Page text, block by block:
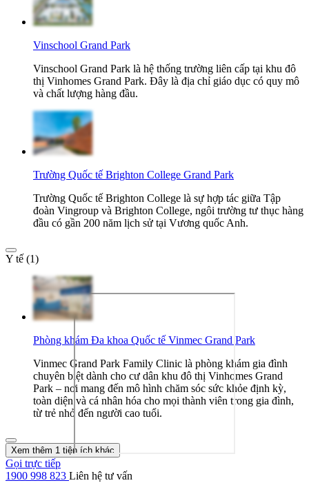
Vinschool Grand Park
Vinschool Grand Park là hệ thống trường liên cấp tại khu đô
thị Vinhomes Grand Park. Đây là địa chỉ giáo dục có quy mô
và chất lượng hàng đầu.
Trường Quốc tế Brighton College Grand Park
Trường Quốc tế Brighton College là sự hợp tác giữa Tập
đoàn Vingroup và Brighton College, ngôi trường tư thục hàng
đầu có gần 200 năm lịch sử tại Vương quốc Anh.
Y tế (1)
Phòng khám Đa khoa Quốc tế Vinmec Grand Park
Vinmec Grand Park Family Clinic là phòng khám gia đình
chuyên biệt dành cho cư dân khu đô thị Vinhomes Grand
Park – nơi mang đến mô hình chăm sóc sức khỏe định kỳ,
toàn diện và cá nhân hóa cho mọi thành viên trong gia đình,
từ trẻ nhỏ đến người cao tuổi.
Xem thêm 1 tiện ích khác
Gọi trực tiếp
1900 998 823 Liên hệ tư vấn